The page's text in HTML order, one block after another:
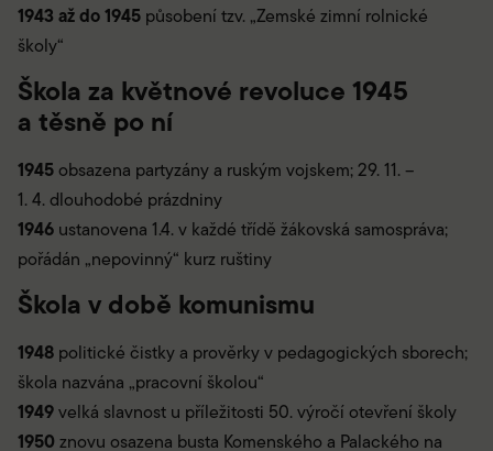
1943 až do 1945 působení tzv. „Zemské zimní rolnické
školy“
Škola za květnové revoluce 1945
a těsně po ní
1945 obsazena partyzány a ruským vojskem; 29. 11. –
1. 4. dlouhodobé prázdniny
1946 ustanovena 1.4. v každé třídě žákovská samospráva;
pořádán „nepovinný“ kurz ruštiny
Škola v době komunismu
1948 politické čistky a prověrky v pedagogických sborech;
škola nazvána „pracovní školou“
1949velká slavnost u příležitosti 50. výročí otevření školy
1950 znovu osazena busta Komenského a Palackého na